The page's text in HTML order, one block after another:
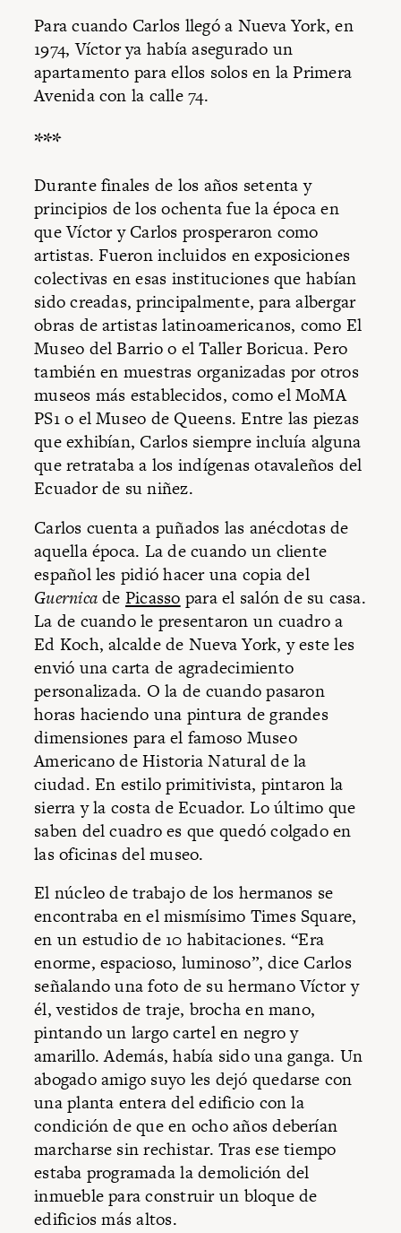
Para cuando Carlos llegó a Nueva York, en
1974, Víctor ya había asegurado un
apartamento para ellos solos en la Primera
Avenida con la calle 74.
***
Durante finales de los años setenta y
principios de los ochenta fue la época en
que Víctor y Carlos prosperaron como
artistas. Fueron incluidos en exposiciones
colectivas en esas instituciones que habían
sido creadas, principalmente, para albergar
obras de artistas latinoamericanos, como El
Museo del Barrio o el Taller Boricua. Pero
también en muestras organizadas por otros
museos más establecidos, como el MoMA
PS1 o el Museo de Queens. Entre las piezas
que exhibían, Carlos siempre incluía alguna
que retrataba a los indígenas otavaleños del
Ecuador de su niñez.
Carlos cuenta a puñados las anécdotas de
aquella época. La de cuando un cliente
español les pidió hacer una copia del
Guernicade Picasso para el salón de su casa.
La de cuando le presentaron un cuadro a
Ed Koch, alcalde de Nueva York, y este les
envió una carta de agradecimiento
personalizada. O la de cuando pasaron
horas haciendo una pintura de grandes
dimensiones para el famoso Museo
Americano de Historia Natural de la
ciudad. En estilo primitivista, pintaron la
sierra y la costa de Ecuador. Lo último que
saben del cuadro es que quedó colgado en
las oficinas del museo.
El núcleo de trabajo de los hermanos se
encontraba en el mismísimo Times Square,
en un estudio de 10 habitaciones. “Era
enorme, espacioso, luminoso”, dice Carlos
señalando una foto de su hermano Víctor y
él, vestidos de traje, brocha en mano,
pintando un largo cartel en negro y
amarillo. Además, había sido una ganga. Un
abogado amigo suyo les dejó quedarse con
una planta entera del edificio con la
condición de que en ocho años deberían
marcharse sin rechistar. Tras ese tiempo
estaba programada la demolición del
inmueble para construir un bloque de
edificios más altos.